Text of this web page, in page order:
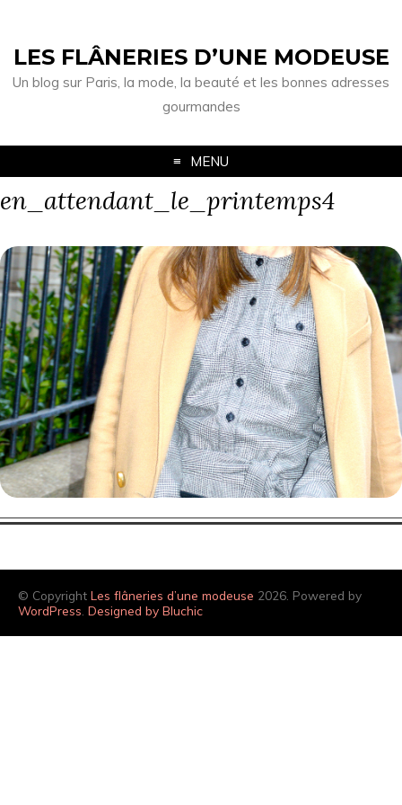
LES FLÂNERIES D’UNE MODEUSE
Un blog sur Paris, la mode, la beauté et les bonnes adresses
gourmandes
MENU
en_attendant_le_printemps4
© Copyright Les flâneries d’une modeuse 2026. Powered by
WordPress Designed by Bluchic